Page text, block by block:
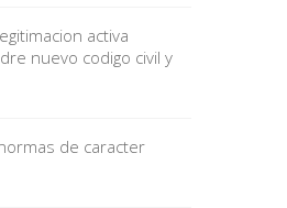
activa
nuevo codigo civil y
de caracter